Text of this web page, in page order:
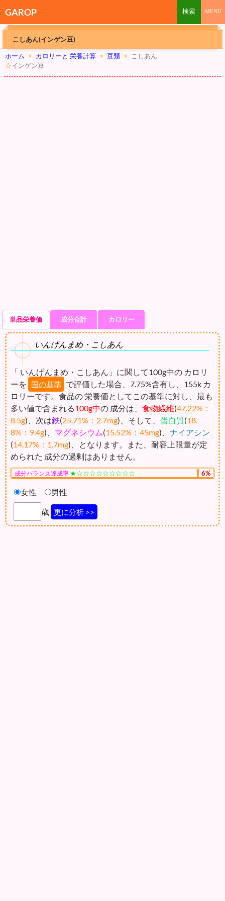
GAROP
こしあん(インゲン豆)
ホーム > カロリーと 栄養計算 > 豆類 >
こしあん
☆インゲン豆
単品栄養価 成分合計 カロリー
いんげんまめ・こしあん
「 いんげんまめ・こしあん」に関して100g中の カロリ
ーを
国の基準 で評価した場合、7.75%含有し、155k カ
ロリーです。食品の 栄養価としてこの基準に対し、最も
多い値で含まれる100g中の 成分は、 食物繊維(47.22%：
8.5g)、次は鉄(25.71%：2.7mg)、そして、 蛋白質(18.
8%：9.4g)、 マグネシウム(15.52%：45mg)、 ナイアシン
(14.17%：1.7mg)、となります。また、耐容上限量が定
められた 成分の過剰はありません。
成分バランス達成率 ★☆☆☆☆☆☆☆☆☆ 6%
女性 男性
歳 更に分析 >>